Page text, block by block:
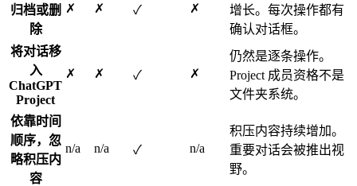
归档或删
除
✗ ✗ ✓ ✗
增长。每次操作都有
确认对话框。
将对话移
入
ChatGPT
Project
✗ ✗ ✓ ✗
仍然是逐条操作。
Project 成员资格不是
文件夹系统。
依靠时间
顺序，忽
略积压内
容
n/a n/a ✓ n/a
积压内容持续增加。
重要对话会被推出视
野。